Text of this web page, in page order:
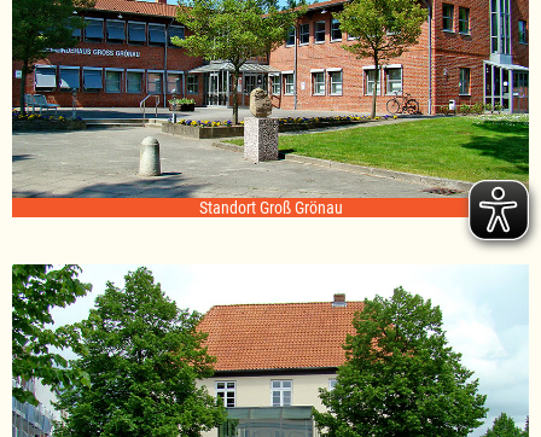
Standort Groß Grönau